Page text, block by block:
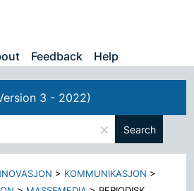
Feedback Help
3 - 2022)
× Search
> KOMMUNIKASJON >